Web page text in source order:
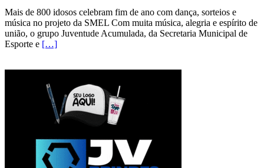
Mais de 800 idosos celebram fim de ano com dança, sorteios e
música no projeto da SMEL Com muita música, alegria e espírito de
união, o grupo Juventude Acumulada, da Secretaria Municipal de
Esporte e […]